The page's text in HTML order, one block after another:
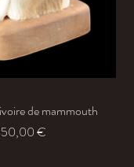
rapide
de mammouth
€